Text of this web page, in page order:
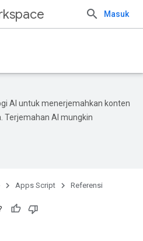
Masuk
AI untuk menerjemahkan konten
Terjemahan AI mungkin
Apps Script Referensi